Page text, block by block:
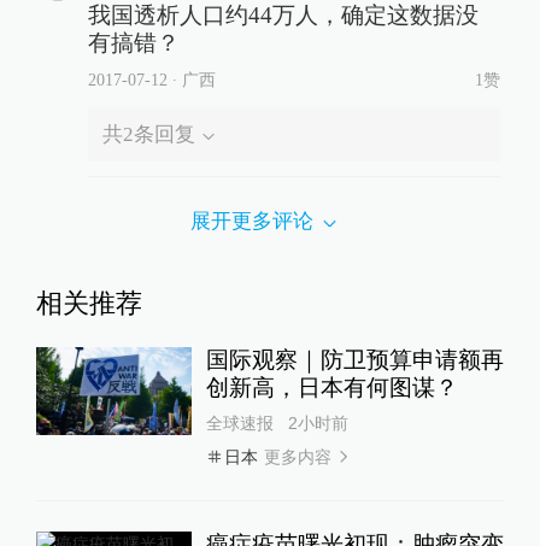
我国透析人口约44万人，确定这数据没
有搞错？
2017-07-12 ∙ 广西 1赞
共2条回复
展开更多评论
相关推荐
国际观察｜防卫预算申请额再
创新高，日本有何图谋？
全球速报
2小时前
日本 更多内容